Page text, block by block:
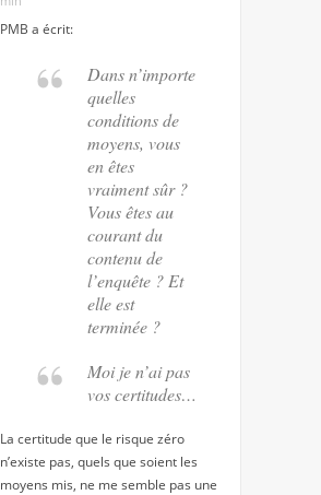
PMB a écrit:
Dans n’importe
quelles
conditions de
moyens, vous
en êtes
vraiment sûr ?
Vous êtes au
courant du
contenu de
l’enquête ? Et
elle est
terminée ?
Moi je n’ai pas
vos certitudes…
La certitude que le risque zéro
n’existe pas, quels que soient les
moyens mis, ne me semble pas une